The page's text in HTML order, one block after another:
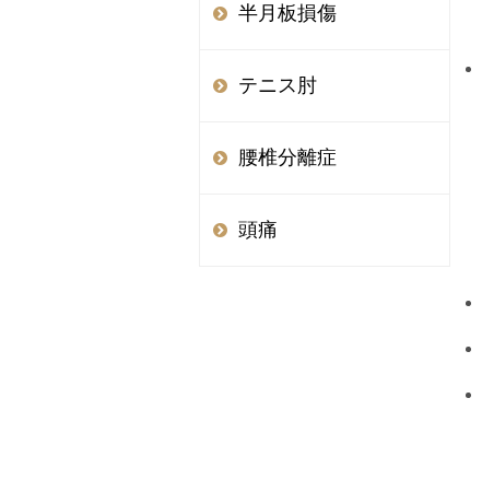
半月板損傷
テニス肘
腰椎分離症
頭痛